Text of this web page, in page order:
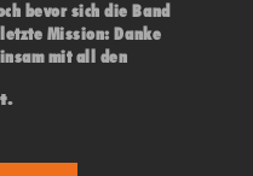
bevor sich die Band
Mission: Danke
mit all den